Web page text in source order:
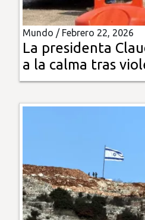
Insólitas
Multimedia
Impreso
Mundo / Febrero 22, 2026
La presidenta
a la calma tras